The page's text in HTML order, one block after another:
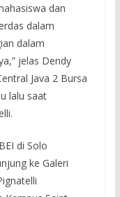
dan
dalam
dalam
jelas Dendy
Java 2 Bursa
lalu saat
di Solo
ke Galeri